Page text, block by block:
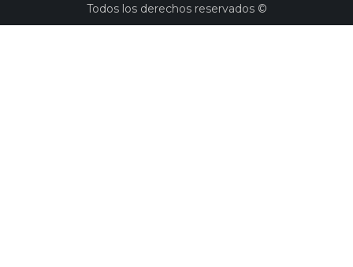
Todos los derechos reservados ©